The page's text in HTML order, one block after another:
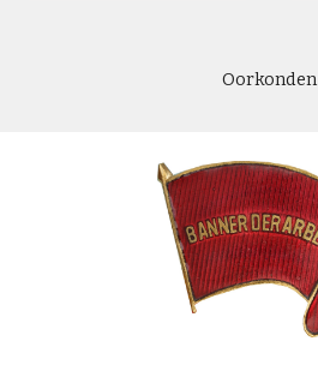
Oorkonden